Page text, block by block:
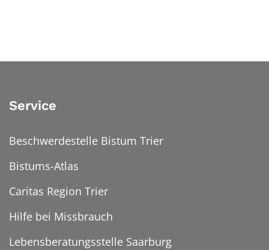
Service
Beschwerdestelle Bistum Trier
Bistums-Atlas
Caritas Region Trier
Hilfe bei Missbrauch
Lebensberatungsstelle Saarburg